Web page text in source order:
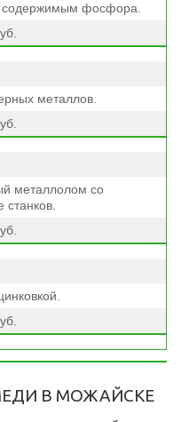
содержимым фосфора.
металлов.
металлолом со
В МОЖАЙСКЕ